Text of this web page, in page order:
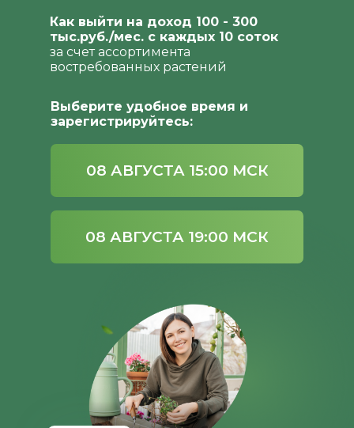
Как выйти на доход 100 - 300
тыс.руб./мес. с каждых 10 соток
за счет ассортимента
востребованных растений
Выберите удобное время и
зарегистрируйтесь:
08 АВГУСТА 19:00 МСК
08 АВГУСТА 15:00 МСК